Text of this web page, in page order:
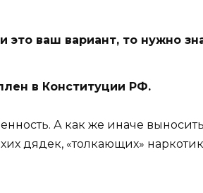
ваш вариант, то нужно
в Конституции РФ.
А как же иначе выносить
дядек, «толкающих»